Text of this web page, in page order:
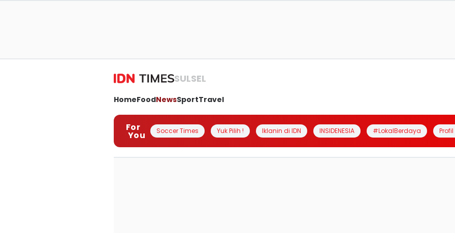
SULSEL
HomeFoodNewsSportTravel
For
You Soccer Times Yuk Pilih ! Iklanin di IDN INSIDENESIA #LokalBerdaya